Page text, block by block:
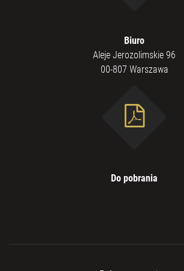
Biuro
Aleje Jerozolimskie 96
00-807 Warszawa
Do pobrania